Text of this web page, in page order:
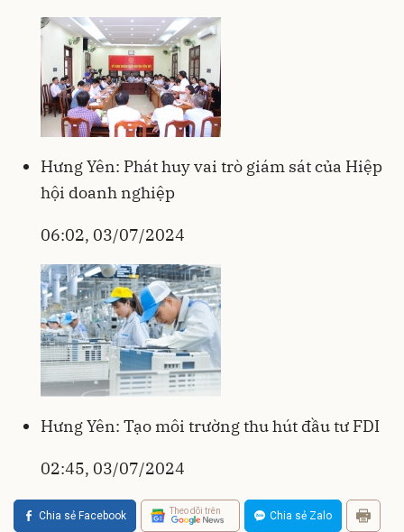
Hưng Yên: Phát huy vai trò giám sát của Hiệp
hội doanh nghiệp
06:02, 03/07/2024
Hưng Yên: Tạo môi trường thu hút đầu tư FDI
02:45, 03/07/2024
Chia sẻ Facebook Theo dõi trên Chia sẻ Zalo